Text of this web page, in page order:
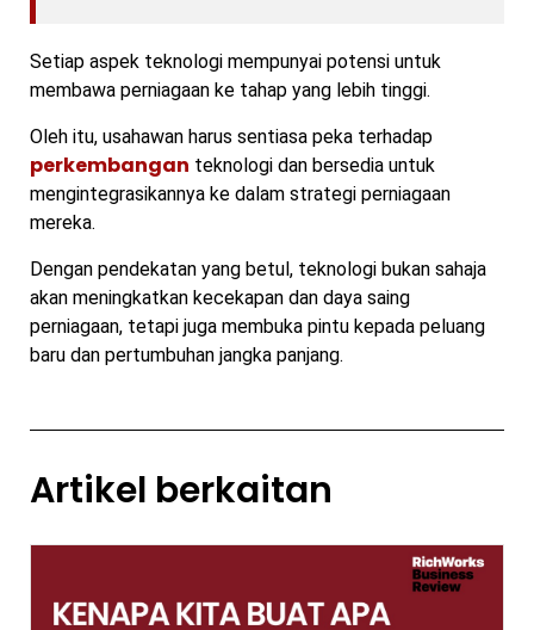
Setiap aspek teknologi mempunyai potensi untuk
membawa perniagaan ke tahap yang lebih tinggi.
Oleh itu, usahawan harus sentiasa peka terhadap
perkembangan teknologi dan bersedia untuk
mengintegrasikannya ke dalam strategi perniagaan
mereka.
Dengan pendekatan yang betul, teknologi bukan sahaja
akan meningkatkan kecekapan dan daya saing
perniagaan, tetapi juga membuka pintu kepada peluang
baru dan pertumbuhan jangka panjang.
Artikel berkaitan